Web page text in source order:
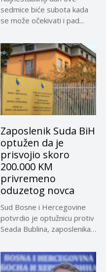
sedmice biće subota kada
se može očekivati i pad...
Zaposlenik Suda BiH
optužen da je
prisvojio skoro
200.000 KM
privremeno
oduzetog novca
Sud Bosne i Hercegovine
potvrdio je optužnicu protiv
Seada Bublina, zaposlenika